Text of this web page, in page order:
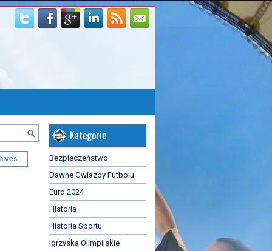
Kategorie
Bezpieczeństwo
Dawne Gwiazdy Futbolu
Euro 2024
Historia
Historia Sportu
Igrzyska Olimpijskie